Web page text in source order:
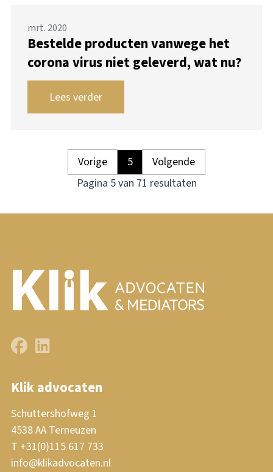
mrt. 2020
Bestelde producten vanwege het
corona virus niet geleverd, wat nu?
Lees verder
Pagina 5 van 71 resultaten
Vorige 5 Volgende
Klik advocaten
Schuttershofweg 1
4538 AA Terneuzen
T +31(0)115 617 733
info@klikadvocaten.nl